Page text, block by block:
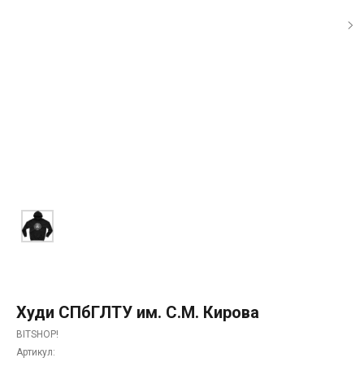
Худи СПбГЛТУ им. С.М. Кирова
BITSHOP!
Артикул: